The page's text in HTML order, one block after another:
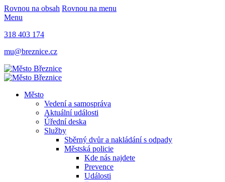
Rovnou na obsah Rovnou na menu
Menu
318 403 174
mu@breznice.cz
Město
Vedení a samospráva
Aktuální události
Úřední deska
Služby
Sběrný dvůr a nakládání s odpady
Městská policie
Kde nás najdete
Prevence
Události